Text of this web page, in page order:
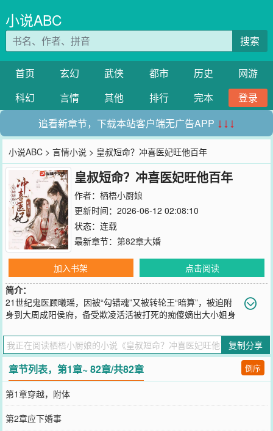
小说ABC
搜索
首页 玄幻 武侠 都市 历史
网游
科幻
言情 其他 排行 完本
登录
追看新章节，下载本站客户端无广告APP ↓↓↓
小说ABC >言情小说 > 皇叔短命？冲喜医妃旺他百年
皇叔短命？冲喜医妃旺他百年
作者： 栖梧小厨娘
更新时间：2026-06-12 02:08:10
状态：连载
最新章节： 第82章大婚
加入书架
点击阅读
简介：
21世纪鬼医顾曦瑶，因被“勾错魂”又被转轮王“暗算”，被迫附
身到大周成阳侯府，备受欺凌活活被打死的痴傻嫡出大小姐身
皇叔达成交易，形成协议婚姻，从而被卷入皇权斗争之中。直到一切
尘埃落后，顾曦瑶以为协议也该终止，两人当好聚好散时，压下心底
的悸动提出解除协议。却不料遭到病弱皇叔一反常态的撕毁协议，并
红着眼质问：“顾曦瑶，你没有心吗？”而后，更是在她不知所措之
际，皇叔竟厚着脸皮要自荐枕席。直到此时，顾曦瑶才恍然觉悟，原
来他们两人之间，单相思的并非只她一个！
您要是觉得《皇叔短命？冲喜医妃旺他百年
向您QQ群和微博微信里的朋友推荐哦！
复制分享
章节列表，第1章~ 82章/共82章 倒序
第1章穿越，附体
第2章应下婚事